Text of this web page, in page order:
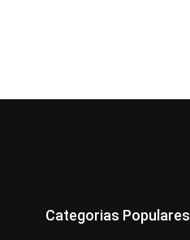
Categorias Populares